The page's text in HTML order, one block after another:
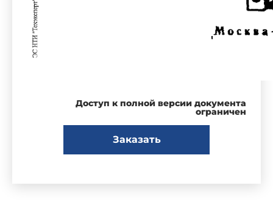
Доступ к полной версии документа
ограничен
Заказать